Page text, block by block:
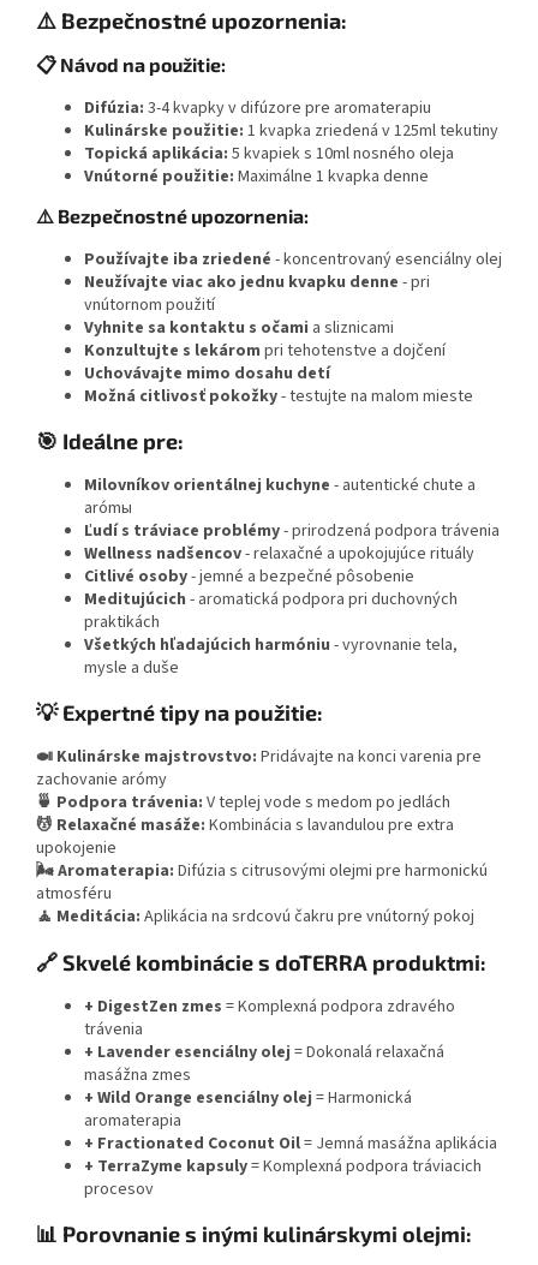
⚠️ Bezpečnostné upozornenia:
📋 Návod na použitie:
Difúzia: 3-4 kvapky v difúzore pre aromaterapiu
Kulinárske použitie: 1 kvapka zriedená v 125ml tekutiny
Topická aplikácia: 5 kvapiek s 10ml nosného oleja
Vnútorné použitie: Maximálne 1 kvapka denne
⚠️ Bezpečnostné upozornenia:
Používajte iba zriedené - koncentrovaný esenciálny olej
Neužívajte viac ako jednu kvapku denne - pri
vnútornom použití
Vyhnite sa kontaktu s očami a sliznicami
Konzultujte s lekárom pri tehotenstve a dojčení
Uchovávajte mimo dosahu detí
Možná citlivosť pokožky- testujte na malom mieste
🎯 Ideálne pre:
Milovníkov orientálnej kuchyne - autentické chute a
arómы
Ľudí s tráviace problémy- prirodzená podpora trávenia
Wellness nadšencov- relaxačné a upokojujúce rituály
Citlivé osoby- jemné a bezpečné pôsobenie
Meditujúcich - aromatická podpora pri duchovných
praktikách
Všetkých hľadajúcich harmóniu - vyrovnanie tela,
mysle a duše
💡 Expertné tipy na použitie:
🍛 Kulinárske majstrovstvo: Pridávajte na konci varenia pre
zachovanie arómy
🍵 Podpora trávenia: V teplej vode s medom po jedlách
💆 Relaxačné masáže: Kombinácia s lavandulou pre extra
upokojenie
🌬️ Aromaterapia: Difúzia s citrusovými olejmi pre harmonickú
atmosféru
🧘 Meditácia: Aplikácia na srdcovú čakru pre vnútorný pokoj
🔗 Skvelé kombinácie s doTERRA produktmi:
+ DigestZen zmes = Komplexná podpora zdravého
trávenia
+ Lavender esenciálny olej = Dokonalá relaxačná
masážna zmes
+ Wild Orange esenciálny olej = Harmonická
aromaterapia
+ Fractionated Coconut Oil= Jemná masážna aplikácia
+ TerraZyme kapsuly= Komplexná podpora tráviacich
procesov
📊 Porovnanie s inými kulinárskymi olejmi: